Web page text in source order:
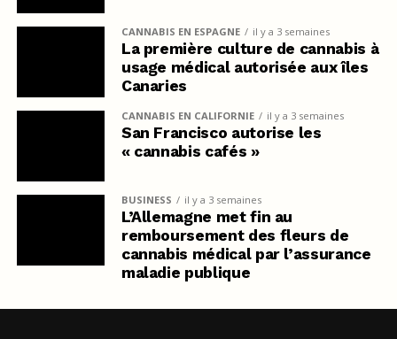
CANNABIS EN ESPAGNE il y a 3 semaines
La première culture de cannabis à
usage médical autorisée aux îles
Canaries
CANNABIS EN CALIFORNIE il y a 3 semaines
San Francisco autorise les
« cannabis cafés »
BUSINESS il y a 3 semaines
L’Allemagne met fin au
remboursement des fleurs de
cannabis médical par l’assurance
maladie publique